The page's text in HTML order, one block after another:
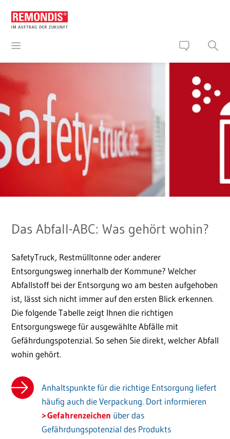
Das Abfall-ABC: Was gehört wohin?
SafetyTruck, Restmülltonne oder anderer
Entsorgungsweg innerhalb der Kommune? Welcher
Abfallstoff bei der Entsorgung wo am besten aufgehoben
ist, lässt sich nicht immer auf den ersten Blick erkennen.
Die folgende Tabelle zeigt Ihnen die richtigen
Entsorgungswege für ausgewählte Abfälle mit
Gefährdungspotenzial. So sehen Sie direkt, welcher Abfall
wohin gehört.
Anhaltspunkte für die richtige Entsorgung liefert
häufig auch die Verpackung. Dort informieren
Gefahrenzeichen über das
Gefährdungspotenzial des Produkts